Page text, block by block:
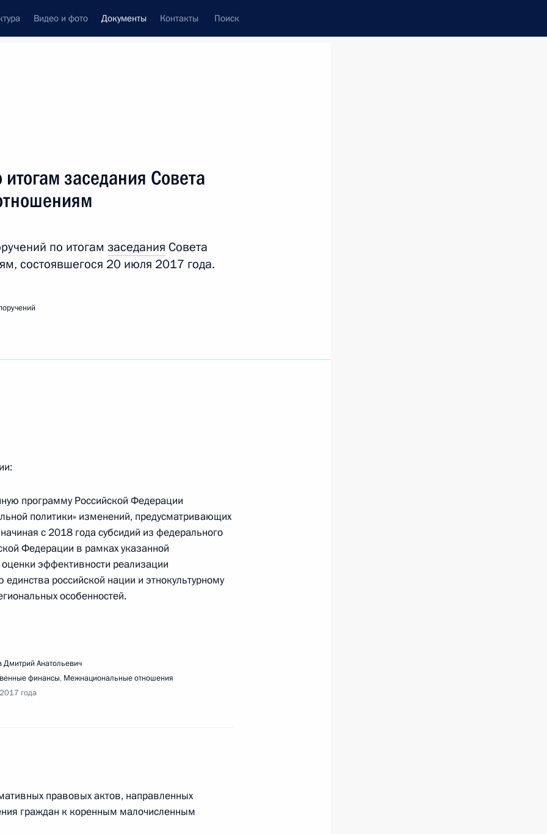
Видео и фото Документы Контакты Поиск
Показать
следующие материалы
Дмитрию Медведеву
туристской инфраструктуры в Сибири
охраняемых природных территориях
по вопросам развития транспортной
заседания Совета
по итогам заседания Совета
состоявшегося 20 июля 2017 года.
программу Российской Федерации
политики» изменений, предусматривающих
с 2018 года субсидий из федерального
Федерации в рамках указанной
эффективности реализации
российской нации и этнокультурному
особенностей.
Анатольевич
финансы, Межнациональные отношения
года
правовых актов, направленных
граждан к коренным малочисленным